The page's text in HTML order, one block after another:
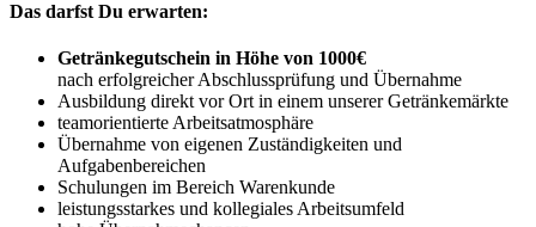
Das darfst Du erwarten:
Getränkegutschein in Höhe von 1000€
nach erfolgreicher Abschlussprüfung und Übernahme
Ausbildung direkt vor Ort in einem unserer Getränkemärkte
teamorientierte Arbeitsatmosphäre
Übernahme von eigenen Zuständigkeiten und
Aufgabenbereichen
Schulungen im Bereich Warenkunde
leistungsstarkes und kollegiales Arbeitsumfeld